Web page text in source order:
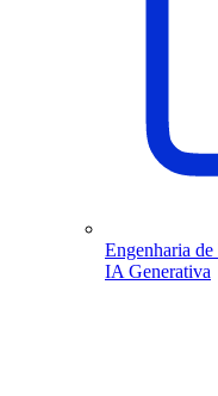
Engenharia
IA Generativa